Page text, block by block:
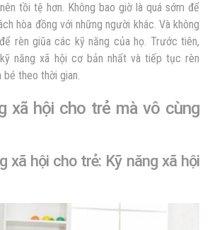
tồi tệ hơn. Không bao giờ là quá sớm để
hòa đồng với những người khác. Và không
rèn giũa các kỹ năng của họ. Trước tiên,
năng xã hội cơ bản nhất và tiếp tục rèn
theo thời gian.
xã hội cho trẻ mà vô cùng
xã hội cho trẻ: Kỹ năng xã hội